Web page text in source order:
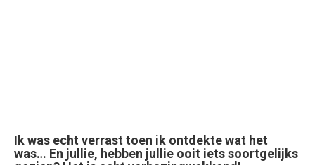
Ik was echt verrast toen ik ontdekte wat het
was… En jullie, hebben jullie ooit iets soortgelijks